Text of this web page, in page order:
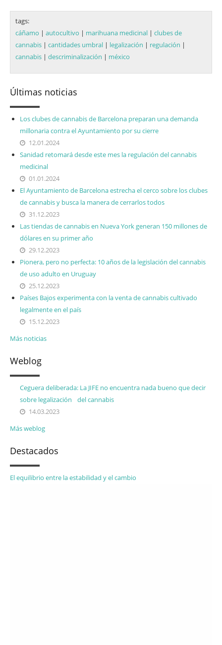
tags:
cáñamo | autocultivo | marihuana medicinal | clubes de
cannabis | cantidades umbral | legalización | regulación |
cannabis | descriminalización | méxico
Últimas noticias
Los clubes de cannabis de Barcelona preparan una demanda
millonaria contra el Ayuntamiento por su cierre
12.01.2024
Sanidad retomará desde este mes la regulación del cannabis
medicinal
01.01.2024
El Ayuntamiento de Barcelona estrecha el cerco sobre los clubes
de cannabis y busca la manera de cerrarlos todos
31.12.2023
Las tiendas de cannabis en Nueva York generan 150 millones de
dólares en su primer año
29.12.2023
Pionera, pero no perfecta: 10 años de la legislación del cannabis
de uso adulto en Uruguay
25.12.2023
Países Bajos experimenta con la venta de cannabis cultivado
legalmente en el país
15.12.2023
Más noticias
Weblog
Ceguera deliberada: La JIFE no encuentra nada bueno que decir
sobre legalización del cannabis
14.03.2023
Más weblog
Destacados
El equilibrio entre la estabilidad y el cambio